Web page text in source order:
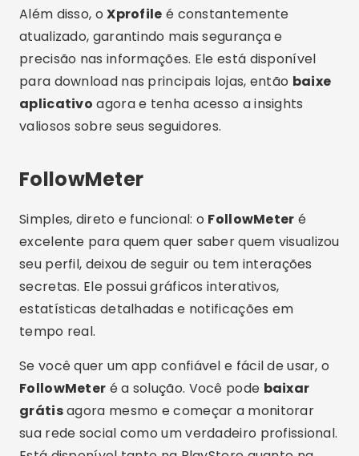
grátisagora mesmo e começar a monitorar
sua rede social como um verdadeiro profissional.
Está disponível tanto na PlayStore quanto na
App Store.
Publicidade - SpotAds
é um dos mais baixados do segmento. Ele
oferece análise profunda de quem visita seu
perfil, visualiza seus stories repetidamente e
interage de forma silenciosa. Ideal para quem
suspeita de stalkers ou quer saber quem tem
interesse oculto em seu perfil.
Através dele, você poderá identificar
visualizações suspeitas e manter maior controle
sobre sua conta. Faça odownload do app
gratuitamente e teste todos os recursos